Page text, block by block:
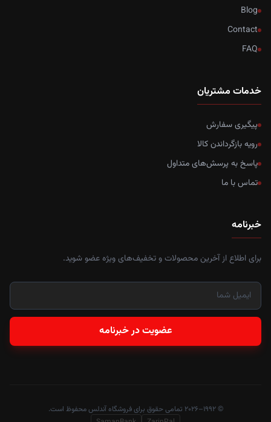
Blog
Contact
FAQ
خدمات مشتریان
پیگیری سفارش
رویه بازگرداندن کالا
پاسخ به پرسش‌های متداول
تماس با ما
خبرنامه
برای اطلاع از آخرین محصولات و تخفیف‌های ویژه عضو شوید.
عضویت در خبرنامه
© ۱۹۹۲–۲۰۲۶ تمامی حقوق برای فروشگاه آندلس محفوظ است.